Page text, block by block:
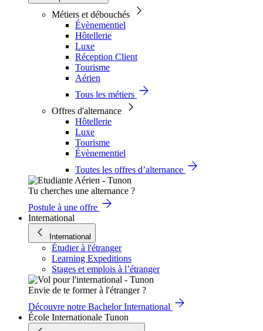
Métiers et débouchés
Évènementiel
Hôtellerie
Luxe
Réception Client
Tourisme
Aérien
Tous les métiers
Offres d'alternance
Hôtellerie
Luxe
Tourisme
Évènementiel
Toutes les offres d’alternance
Tu cherches une alternance ?
Postule à une offre
International
International
Étudier à l'étranger
Learning Expeditions
Stages et emplois à l’étranger
Envie de te former à l'étranger ?
Découvre notre Bachelor International
École Internationale Tunon